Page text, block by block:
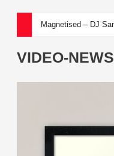
VIDEO-NEWS